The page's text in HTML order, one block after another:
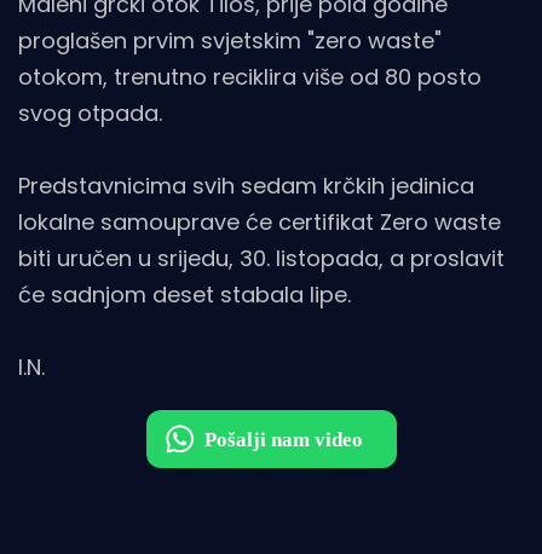
proglašen prvim svjetskim "zero waste"
otokom, trenutno reciklira više od 80 posto
svog otpada.
Predstavnicima svih sedam krčkih jedinica
lokalne samouprave će certifikat Zero waste
biti uručen u srijedu, 30. listopada, a proslavit
će sadnjom deset stabala lipe.
I.N.